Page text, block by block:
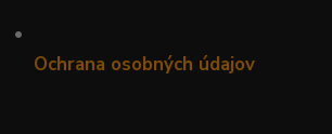
•
Ochrana osobných údajov